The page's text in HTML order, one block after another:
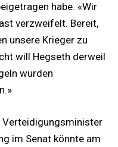
habe. «Wir
verzweifelt. Bereit,
unsere Krieger zu
will Hegseth derweil
wurden
Verteidigungsminister
im Senat könnte am